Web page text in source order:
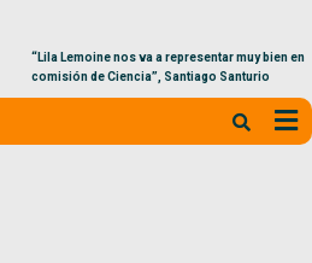
“Lila Lemoine nos va a representar muy bien en la
comisión de Ciencia”, Santiago Santurio